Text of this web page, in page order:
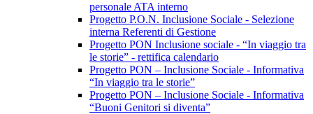
personale ATA interno
Progetto P.O.N. Inclusione Sociale - Selezione
interna Referenti di Gestione
Progetto PON Inclusione sociale - “In viaggio tra
le storie” - rettifica calendario
Progetto PON – Inclusione Sociale - Informativa
“In viaggio tra le storie”
Progetto PON – Inclusione Sociale - Informativa
“Buoni Genitori si diventa”